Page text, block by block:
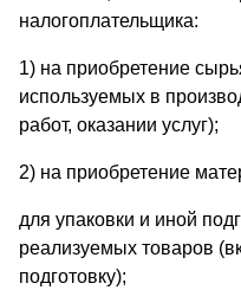
налогоплательщика:
1) на приобретение
используемых в
работ, оказании услуг);
2) на приобретение
для упаковки и иной
реализуемых товаров
подготовку);